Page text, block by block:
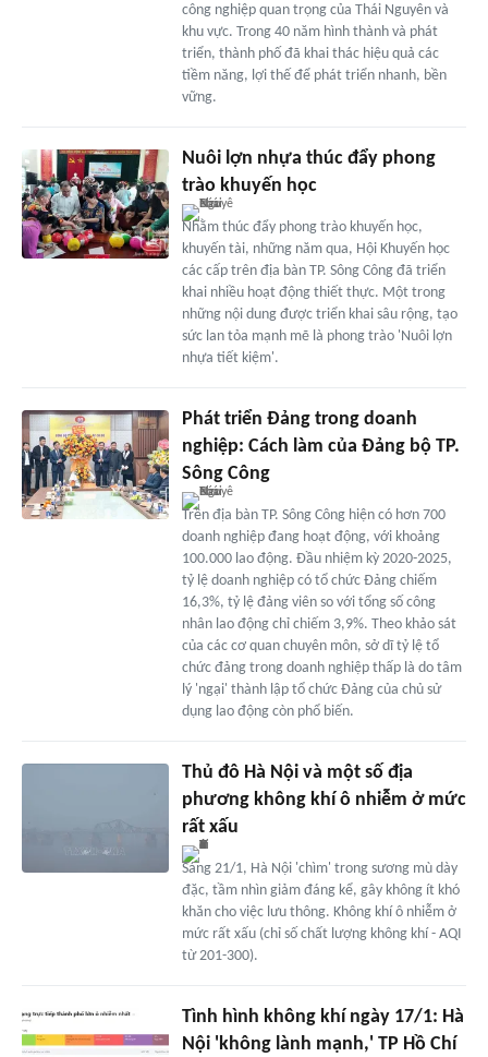
công nghiệp quan trọng của Thái Nguyên và
khu vực. Trong 40 năm hình thành và phát
triển, thành phố đã khai thác hiệu quả các
tiềm năng, lợi thế để phát triển nhanh, bền
vững.
Nuôi lợn nhựa thúc đẩy phong
trào khuyến học
Nhằm thúc đẩy phong trào khuyến học,
khuyến tài, những năm qua, Hội Khuyến học
các cấp trên địa bàn TP. Sông Công đã triển
khai nhiều hoạt động thiết thực. Một trong
những nội dung được triển khai sâu rộng, tạo
sức lan tỏa mạnh mẽ là phong trào 'Nuôi lợn
nhựa tiết kiệm'.
Phát triển Đảng trong doanh
nghiệp: Cách làm của Đảng bộ TP.
Sông Công
Trên địa bàn TP. Sông Công hiện có hơn 700
doanh nghiệp đang hoạt động, với khoảng
100.000 lao động. Đầu nhiệm kỳ 2020-2025,
tỷ lệ doanh nghiệp có tổ chức Đảng chiếm
16,3%, tỷ lệ đảng viên so với tổng số công
nhân lao động chỉ chiếm 3,9%. Theo khảo sát
của các cơ quan chuyên môn, sở dĩ tỷ lệ tổ
chức đảng trong doanh nghiệp thấp là do tâm
lý 'ngại' thành lập tổ chức Đảng của chủ sử
dụng lao động còn phổ biến.
Thủ đô Hà Nội và một số địa
phương không khí ô nhiễm ở mức
rất xấu
Sáng 21/1, Hà Nội 'chìm' trong sương mù dày
đặc, tầm nhìn giảm đáng kể, gây không ít khó
khăn cho việc lưu thông. Không khí ô nhiễm ở
mức rất xấu (chỉ số chất lượng không khí - AQI
từ 201-300).
Tình hình không khí ngày 17/1: Hà
Nội 'không lành mạnh,' TP Hồ Chí